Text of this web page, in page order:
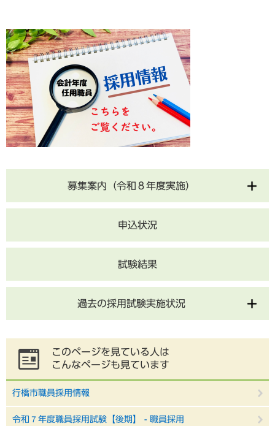
募集案内（令和８年度実施）
申込状況
試験結果
過去の採用試験実施状況
このページを見ている人は
こんなページも見ています
行橋市職員採用情報
令和７年度職員採用試験【後期】 - 職員採用